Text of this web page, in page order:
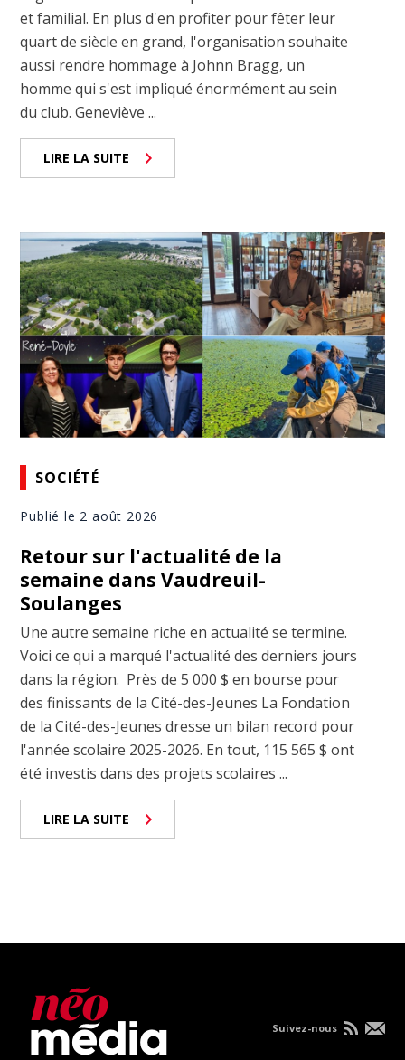
et familial. En plus d'en profiter pour fêter leur
quart de siècle en grand, l'organisation souhaite
aussi rendre hommage à Johnn Bragg, un
homme qui s'est impliqué énormément au sein
du club. Geneviève ...
LIRE LA SUITE
SOCIÉTÉ
Publié le 2 août 2026
Retour sur l'actualité de la
semaine dans Vaudreuil-
Soulanges
Une autre semaine riche en actualité se termine.
Voici ce qui a marqué l'actualité des derniers jours
dans la région. Près de 5 000 $ en bourse pour
des finissants de la Cité-des-Jeunes La Fondation
de la Cité-des-Jeunes dresse un bilan record pour
l'année scolaire 2025-2026. En tout, 115 565 $ ont
été investis dans des projets scolaires ...
LIRE LA SUITE
Suivez-nous